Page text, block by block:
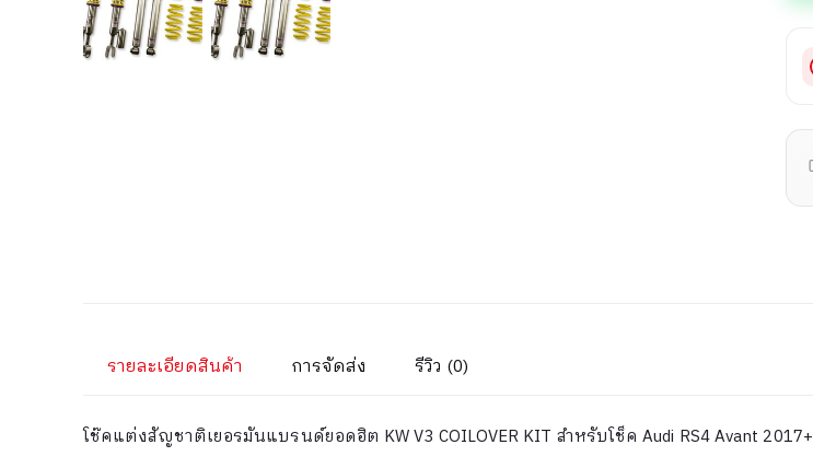
รายละเอียดสินค้า การจัดส่ง รีวิว (0)
โช๊คแต่งสัญชาติเยอรมันแบรนด์ยอดฮิต KW V3 COILOVER KIT สำหรับโช็ค Audi RS4 Avant 2017+